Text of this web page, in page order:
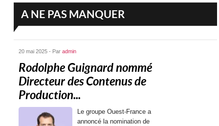
A NE PAS MANQUER
20 mai 2025 - Paradmin
Rodolphe Guignard nommé
Directeur des Contenus de
Production...
Le groupe Ouest-France a
annoncé la nomination de